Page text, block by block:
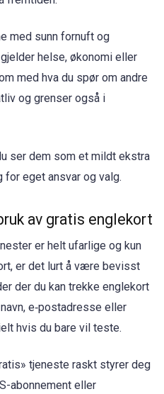
med sunn fornuft og
helse, økonomi eller
med hva du spør om andre
og grenser også i
ser dem som et mildt ekstra
eget ansvar og valg.
av gratis englekort
er helt ufarlige og kun
er det lurt å være bevisst
der du kan trekke englekort
e‑postadresse eller
hvis du bare vil teste.
tjeneste raskt styrer deg
abonnement eller